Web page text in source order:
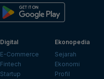
Digital
E-Commerce
Fintech
Startup
Ekonopedia
Sejarah
Ekonomi
Profil